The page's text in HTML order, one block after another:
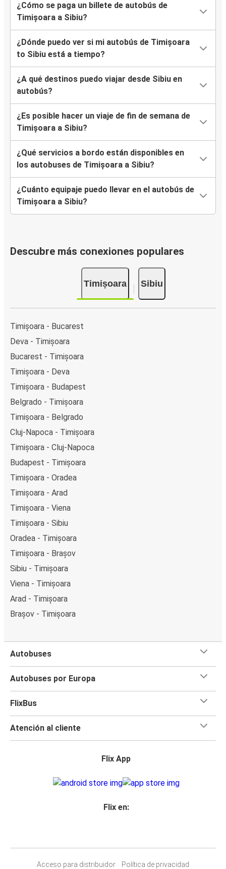
¿Cómo se paga un billete de autobús de
Timișoara a Sibiu?
¿Dónde puedo ver si mi autobús de Timișoara
to Sibiu está a tiempo?
¿A qué destinos puedo viajar desde Sibiu en
autobús?
¿Es posible hacer un viaje de fin de semana de
Timișoara a Sibiu?
¿Qué servicios a bordo están disponibles en
los autobuses de Timișoara a Sibiu?
¿Cuánto equipaje puedo llevar en el autobús de
Timișoara a Sibiu?
Descubre más conexiones populares
Timișoara Sibiu
Timișoara - Bucarest
Deva - Timișoara
Bucarest - Timișoara
Timișoara - Deva
Timișoara - Budapest
Belgrado - Timișoara
Timișoara - Belgrado
Cluj-Napoca - Timișoara
Timișoara - Cluj-Napoca
Budapest - Timișoara
Timișoara - Oradea
Timișoara - Arad
Timișoara - Viena
Timișoara - Sibiu
Oradea - Timișoara
Timișoara - Brașov
Sibiu - Timișoara
Viena - Timișoara
Arad - Timișoara
Brașov - Timișoara
Autobuses
Autobuses por Europa
FlixBus
Atención al cliente
Flix App
Flix en:
Acceso para distribuidor Política de privacidad